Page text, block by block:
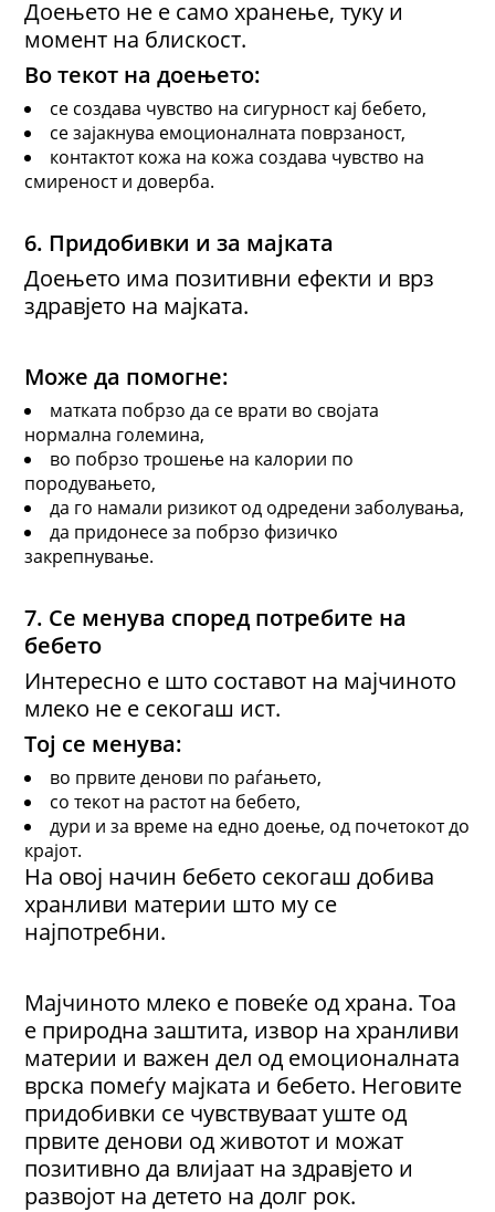
Доењето не е само хранење, туку и
момент на блискост.
Во текот на доењето:
се создава чувство на сигурност кај бебето,
се зајакнува емоционалната поврзаност,
контактот кожа на кожа создава чувство на
смиреност и доверба.
6. Придобивки и за мајката
Доењето има позитивни ефекти и врз
здравјето на мајката.
Може да помогне:
матката побрзо да се врати во својата
нормална големина,
во побрзо трошење на калории по
породувањето,
да го намали ризикот од одредени заболувања,
да придонесе за побрзо физичко
закрепнување.
7. Се менува според потребите на
бебето
Интересно е што составот на мајчиното
млеко не е секогаш ист.
Тој се менува:
во првите денови по раѓањето,
со текот на растот на бебето,
дури и за време на едно доење, од почетокот до
крајот.
На овој начин бебето секогаш добива
хранливи материи што му се
најпотребни.
Мајчиното млеко е повеќе од храна. Тоа
е природна заштита, извор на хранливи
материи и важен дел од емоционалната
врска помеѓу мајката и бебето. Неговите
придобивки се чувствуваат уште од
првите денови од животот и можат
позитивно да влијаат на здравјето и
развојот на детето на долг рок.